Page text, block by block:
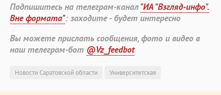
Подпишитесь на телеграм-канал"ИА "Взгляд-инфо".
Вне формата": заходите - будет интересно
Вы можете прислать сообщения, фото и видео в
наш телеграм-бот @Vz_feedbot
Новости Саратовской области Университетская